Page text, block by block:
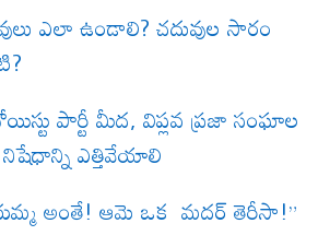
ఎలా ఉండాలి? చదువుల సారం
పార్టీ మీద, విప్లవ ప్రజా సంఘాల
ఎత్తివేయాలి
అంతే! ఆమె ఒక మదర్ తెరీసా!”